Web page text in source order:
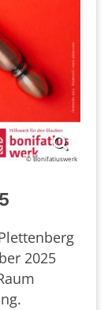
© Bonifatiuswerk
2025